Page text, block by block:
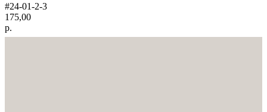
#24-01-2-3
175,00
р.